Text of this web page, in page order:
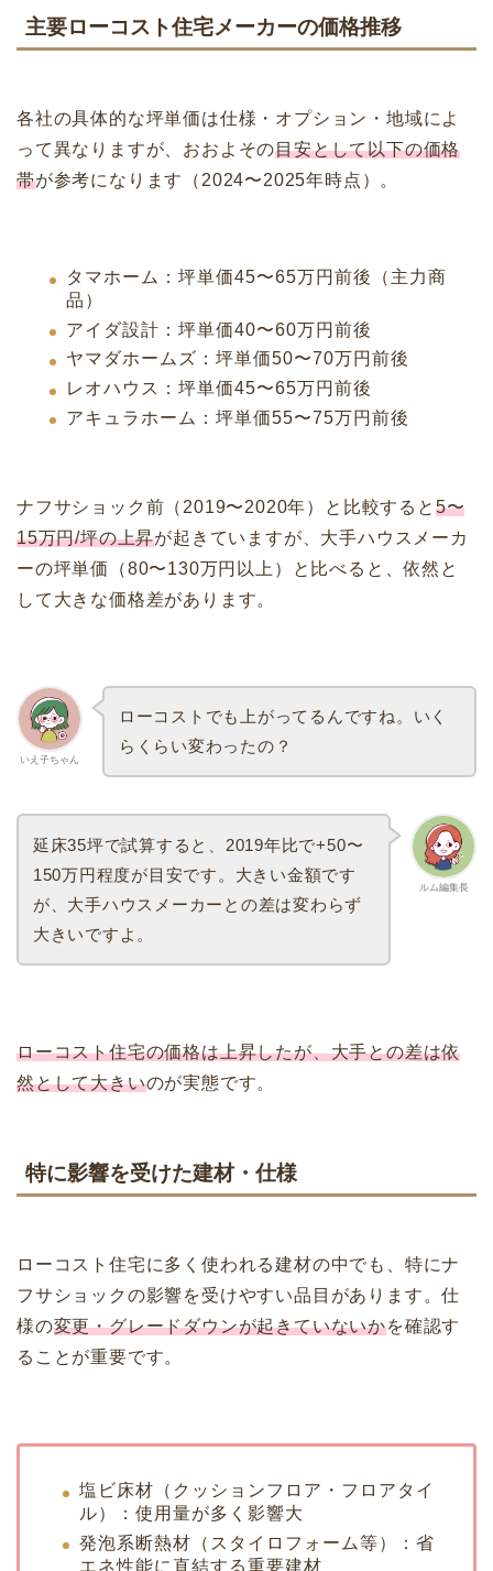
主要ローコスト住宅メーカーの価格推移
各社の具体的な坪単価は仕様・オプション・地域によ
って異なりますが、おおよその目安として以下の価格
帯が参考になります（2024〜2025年時点）。
タマホーム：坪単価45〜65万円前後（主力商
品）
アイダ設計：坪単価40〜60万円前後
ヤマダホームズ：坪単価50〜70万円前後
レオハウス：坪単価45〜65万円前後
アキュラホーム：坪単価55〜75万円前後
ナフサショック前（2019〜2020年）と比較すると 5〜
15万円/坪の上昇が起きていますが、大手ハウスメーカ
ーの坪単価（80〜130万円以上）と比べると、依然と
して大きな価格差があります。
いえ子ちゃん
ローコストでも上がってるんですね。いく
らくらい変わったの？
ルム編集長
延床35坪で試算すると、2019年比で+50〜
150万円程度が目安です。大きい金額です
が、大手ハウスメーカーとの差は変わらず
大きいですよ。
ローコスト住宅の価格は上昇したが、大手との差は依
然として大きいのが実態です。
特に影響を受けた建材・仕様
ローコスト住宅に多く使われる建材の中でも、特にナ
フサショックの影響を受けやすい品目があります。仕
様の変更・グレードダウンが起きていないかを確認す
ることが重要です。
塩ビ床材（クッションフロア・フロアタイ
ル）：使用量が多く影響大
発泡系断熱材（スタイロフォーム等）：省
エネ性能に直結する重要建材